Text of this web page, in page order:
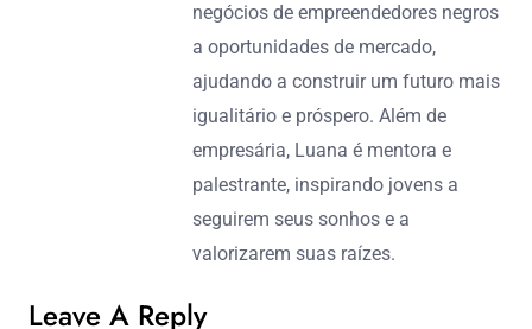
negócios de empreendedores negros
a oportunidades de mercado,
ajudando a construir um futuro mais
igualitário e próspero. Além de
empresária, Luana é mentora e
palestrante, inspirando jovens a
seguirem seus sonhos e a
valorizarem suas raízes.
Leave A Reply